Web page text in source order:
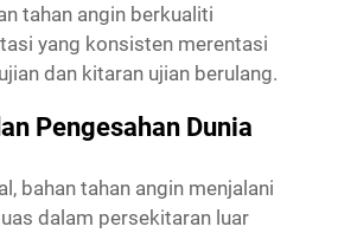
tahan angin berkualiti
yang konsisten merentasi
dan kitaran ujian berulang.
Pengesahan Dunia
bahan tahan angin menjalani
dalam persekitaran luar